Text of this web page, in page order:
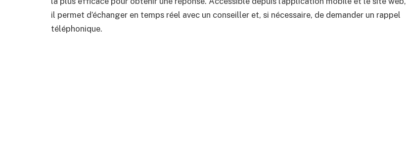
il permet d’échanger en temps réel avec un conseiller et, si nécessaire, de demander un rappel
téléphonique.